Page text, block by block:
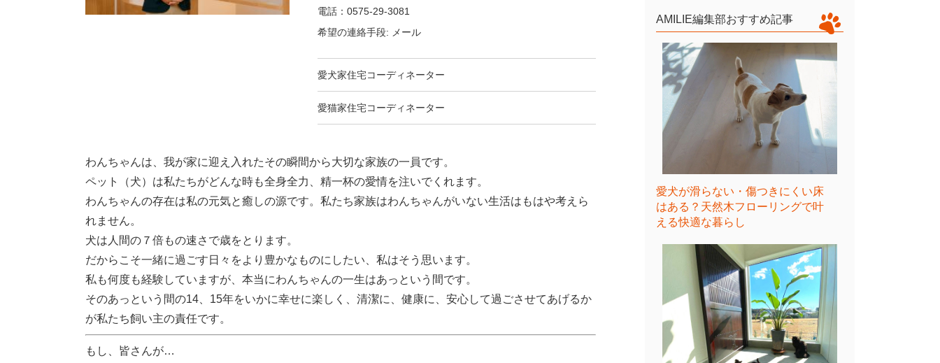
電話：0575-29-3081
希望の連絡手段: メール
愛犬家住宅コーディネーター
愛猫家住宅コーディネーター
わんちゃんは、我が家に迎え入れたその瞬間から大切な家族の一員です。
ペット（犬）は私たちがどんな時も全身全力、精一杯の愛情を注いでくれます。
わんちゃんの存在は私の元気と癒しの源です。私たち家族はわんちゃんがいない生活はもはや考えら
れません。
犬は人間の７倍もの速さで歳をとります。
だからこそ一緒に過ごす日々をより豊かなものにしたい、私はそう思います。
私も何度も経験していますが、本当にわんちゃんの一生はあっという間です。
そのあっという間の14、15年をいかに幸せに楽しく、清潔に、健康に、安心して過ごさせてあげるか
が私たち飼い主の責任です。
もし、皆さんが…
AMILIE編集部おすすめ記事
愛犬が滑らない・傷つきにくい床
はある？天然木フローリングで叶
える快適な暮らし